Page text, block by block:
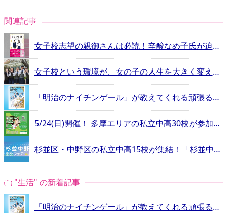
関連記事
女子校志望の親御さんは必読！辛酸なめ子氏が迫った女子校の謎と魅力 「女子校礼賛」をプレゼント
女子校という環境が、女の子の人生を大きく変えていく！
「明治のナイチンゲール」が教えてくれる頑張るヒントとは？
5/24(日)開催！ 多摩エリアの私立中高30校が参加する合同相談会
杉並区・中野区の私立中高15校が集結！「杉並中野私立中学高等学校フェア」
"生活" の新着記事
「明治のナイチンゲール」が教えてくれる頑張るヒントとは？